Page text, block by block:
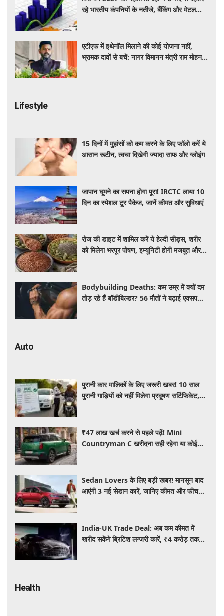
रहे भारतीय कंपनियों के नतीजे, बैंकिंग और मेटल
एटीएफ में इथेनॉल मिलाने की कोई योजना नहीं,
भ्रामक दावों से बचें: नागर विमानन मंत्री राम मोहन
Lifestyle
15 दिनों में मुहांसों को कम करने के लिए फॉलो करें ये
आसान रूटीन, त्वचा दिखेगी ज्यादा साफ और ग्लोइंग
जापान घूमने का सपना होगा पूरा! IRCTC लाया 10
दिन का स्पेशल टूर पैकेज, जानें कीमत और सुविधाएं
रोज की डाइट में शामिल करें ये हेल्दी सीड्स, शरीर
को मिलेगा भरपूर पोषण, इम्यूनिटी होगी मजबूत और
Bodybuilding Deaths: कम उम्र में क्यों दम
तोड़ रहे हैं बॉडीबिल्डर? 56 मौतों ने बढ़ाई एक्सपर्ट्स
Auto
पुरानी कार मालिकों के लिए जरूरी खबर! 10 साल
पुरानी गाड़ियों को नहीं मिलेगा प्रदूषण सर्टिफिकेट,
₹47 लाख खर्च करने से पहले पढ़ें! Mini
Countryman C खरीदना सही रहेगा या कोई
Sedan Lovers के लिए बड़ी खबर! मानसून बाद
आएंगी 3 नई सेडान कारें, जानिए कीमत और फीचर्स
India-UK Trade Deal: अब कम कीमत में
खरीद सकेंगे ब्रिटिश लग्जरी कारें, ₹4 करोड़ तक
Health